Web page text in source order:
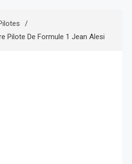
Pilote De Formule 1 Jean Alesi